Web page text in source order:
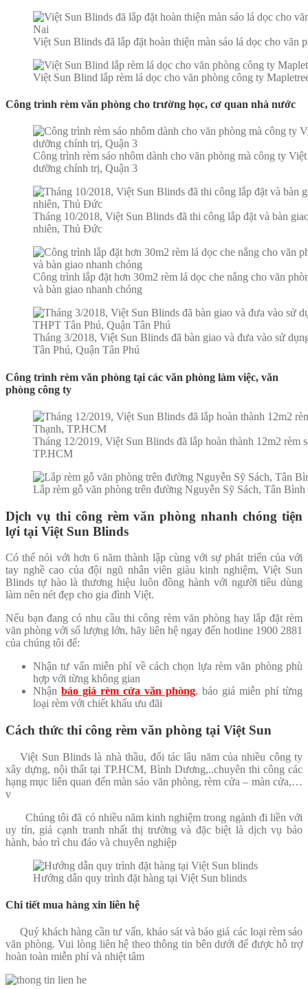
Việt Sun Blinds đã lắp đặt hoàn thiện màn sáo lá dọc cho
Việt Sun Blind lắp rèm lá dọc cho văn phòng công ty
Công trình rèm văn phòng cho trường học, cơ quan nhà nước
Công trình rèm sáo nhôm dành cho văn phòng mà công ty
dưỡng chính trị, Quận 3
Tháng 10/2018, Việt Sun Blinds đã thi công lắp đặt và bàn
nhiên, Thủ Đức
Công trình lắp đặt hơn 30m2 rèm lá dọc che nắng cho văn
và bàn giao nhanh chóng
Tháng 3/2018, Việt Sun Blinds đã bàn giao và đưa vào sử
Tân Phú, Quận Tân Phú
Công trình rèm văn phòng tại các văn phòng làm việc, văn
phòng công ty
Tháng 12/2019, Việt Sun Blinds đã lắp hoàn thành 12m2
TP.HCM
Lắp rèm gỗ văn phòng trên đường Nguyễn Sỹ Sách, Tân
Dịch vụ thi công rèm văn phòng nhanh chóng tiện
lợi tại Việt Sun Blinds
Có thể nói với hơn 6 năm thành lập cùng với sự phát triển của với
tay nghề cao của đội ngũ nhân viên giàu kinh nghiệm, Việt Sun
Blinds tự hào là thương hiệu luôn đồng hành với người tiêu dùng
làm nên nét đẹp cho gia đình Việt.
Nếu bạn đang có nhu cầu thi công rèm văn phòng hay lắp đặt rèm
văn phòng với số lượng lớn, hãy liên hệ ngay đến hotline 1900 2881
của chúng tôi để:
Nhận tư vấn miễn phí về cách chọn lựa rèm văn phòng phù
hợp với từng không gian
Nhận báo giá rèm cửa văn phòng, báo giá miễn phí từng
loại rèm với chiết khấu ưu đãi
Cách thức thi công rèm văn phòng tại Việt Sun
Việt Sun Blinds là nhà thầu, đối tác lâu năm của nhiều công ty
xây dựng, nội thất tại TP.HCM, Bình Dương,..chuyên thi công các
hạng mục liên quan đến màn sáo văn phòng, rèm cửa – màn cửa,…
v
Chúng tôi đã có nhiều năm kinh nghiệm trong ngành đi liền với
uy tín, giá cạnh tranh nhất thị trường và đặc biệt là dịch vụ bảo
hành, bảo trì chu đáo và chuyên nghiệp
Hướng dẫn quy trình đặt hàng tại Việt Sun blinds
Chi tiết mua hàng xin liên hệ
Quý khách hàng cần tư vấn, khảo sát và báo giá các loại rèm sáo
văn phòng. Vui lòng liên hệ theo thông tin bên dưới để được hỗ trợ
hoàn toàn miễn phí và nhiệt tâm